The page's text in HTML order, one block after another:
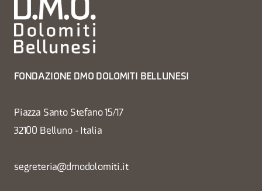
FONDAZIONE DMO DOLOMITI BELLUNESI
Piazza Santo Stefano 15/17
32100 Belluno - Italia
segreteria@dmodolomiti.it